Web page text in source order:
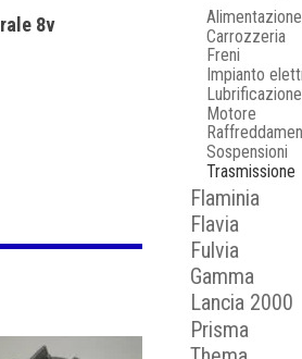
8v
Carrozzeria
Freni
Impianto
Lubrificazione
Motore
Sospensioni
Trasmissione
Flaminia
Flavia
Fulvia
Gamma
Lancia 2000
Prisma